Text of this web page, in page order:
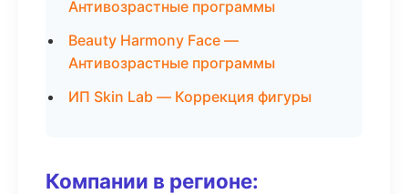
Антивозрастные программы
Beauty Harmony Face —
Антивозрастные программы
ИП Skin Lab — Коррекция фигуры
Компании в регионе: